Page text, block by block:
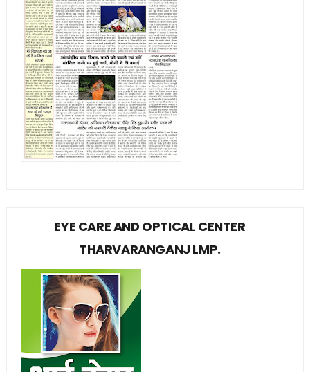
EYE CARE AND OPTICAL CENTER
THARVARANGANJ LMP.